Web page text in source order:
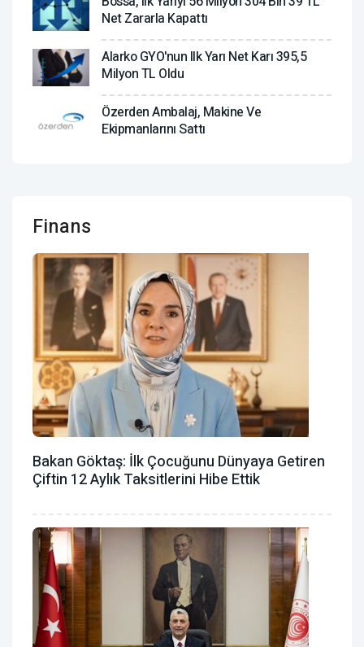
Net Zararla Kapattı
Alarko GYO'nun Ilk Yarı Net Karı 395,5
Milyon TL Oldu
Özerden Ambalaj, Makine Ve
Ekipmanlarını Sattı
Finans
Bakan Göktaş: İlk Çocuğunu Dünyaya Getiren
Çiftin 12 Aylık Taksitlerini Hibe Ettik